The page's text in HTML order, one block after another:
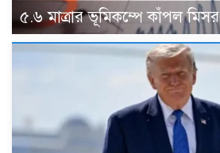
৫.৬ মাত্রার ভূমিকম্পে কাঁপল মিসর